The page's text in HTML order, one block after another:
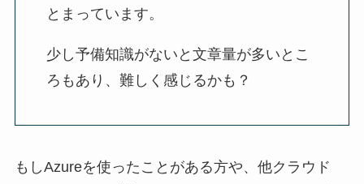
とまっています。
少し予備知識がないと文章量が多いとこ
ろもあり、難しく感じるかも？
もしAzureを使ったことがある方や、他クラウド